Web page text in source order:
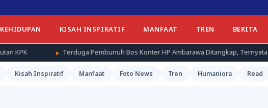
KEHIDUPAN KISAH INSPIRATIF MANFAAT TREN BERITA
Terduga Pembunuh Bos Konter HP Ambarawa Ditangkap, Ternyata Teman Korban
Kisah Inspiratif Manfaat Foto News Tren Humaniora Read